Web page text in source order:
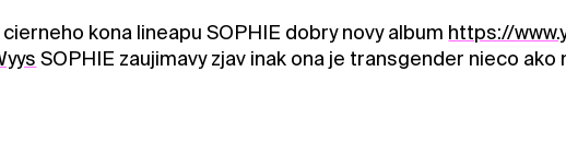
kona lineapu SOPHIE dobry novy album https://
SOPHIE zaujimavy zjav inak ona je transgender nieco